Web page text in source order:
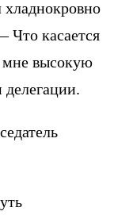
Что касается
мне высокую
делегации.